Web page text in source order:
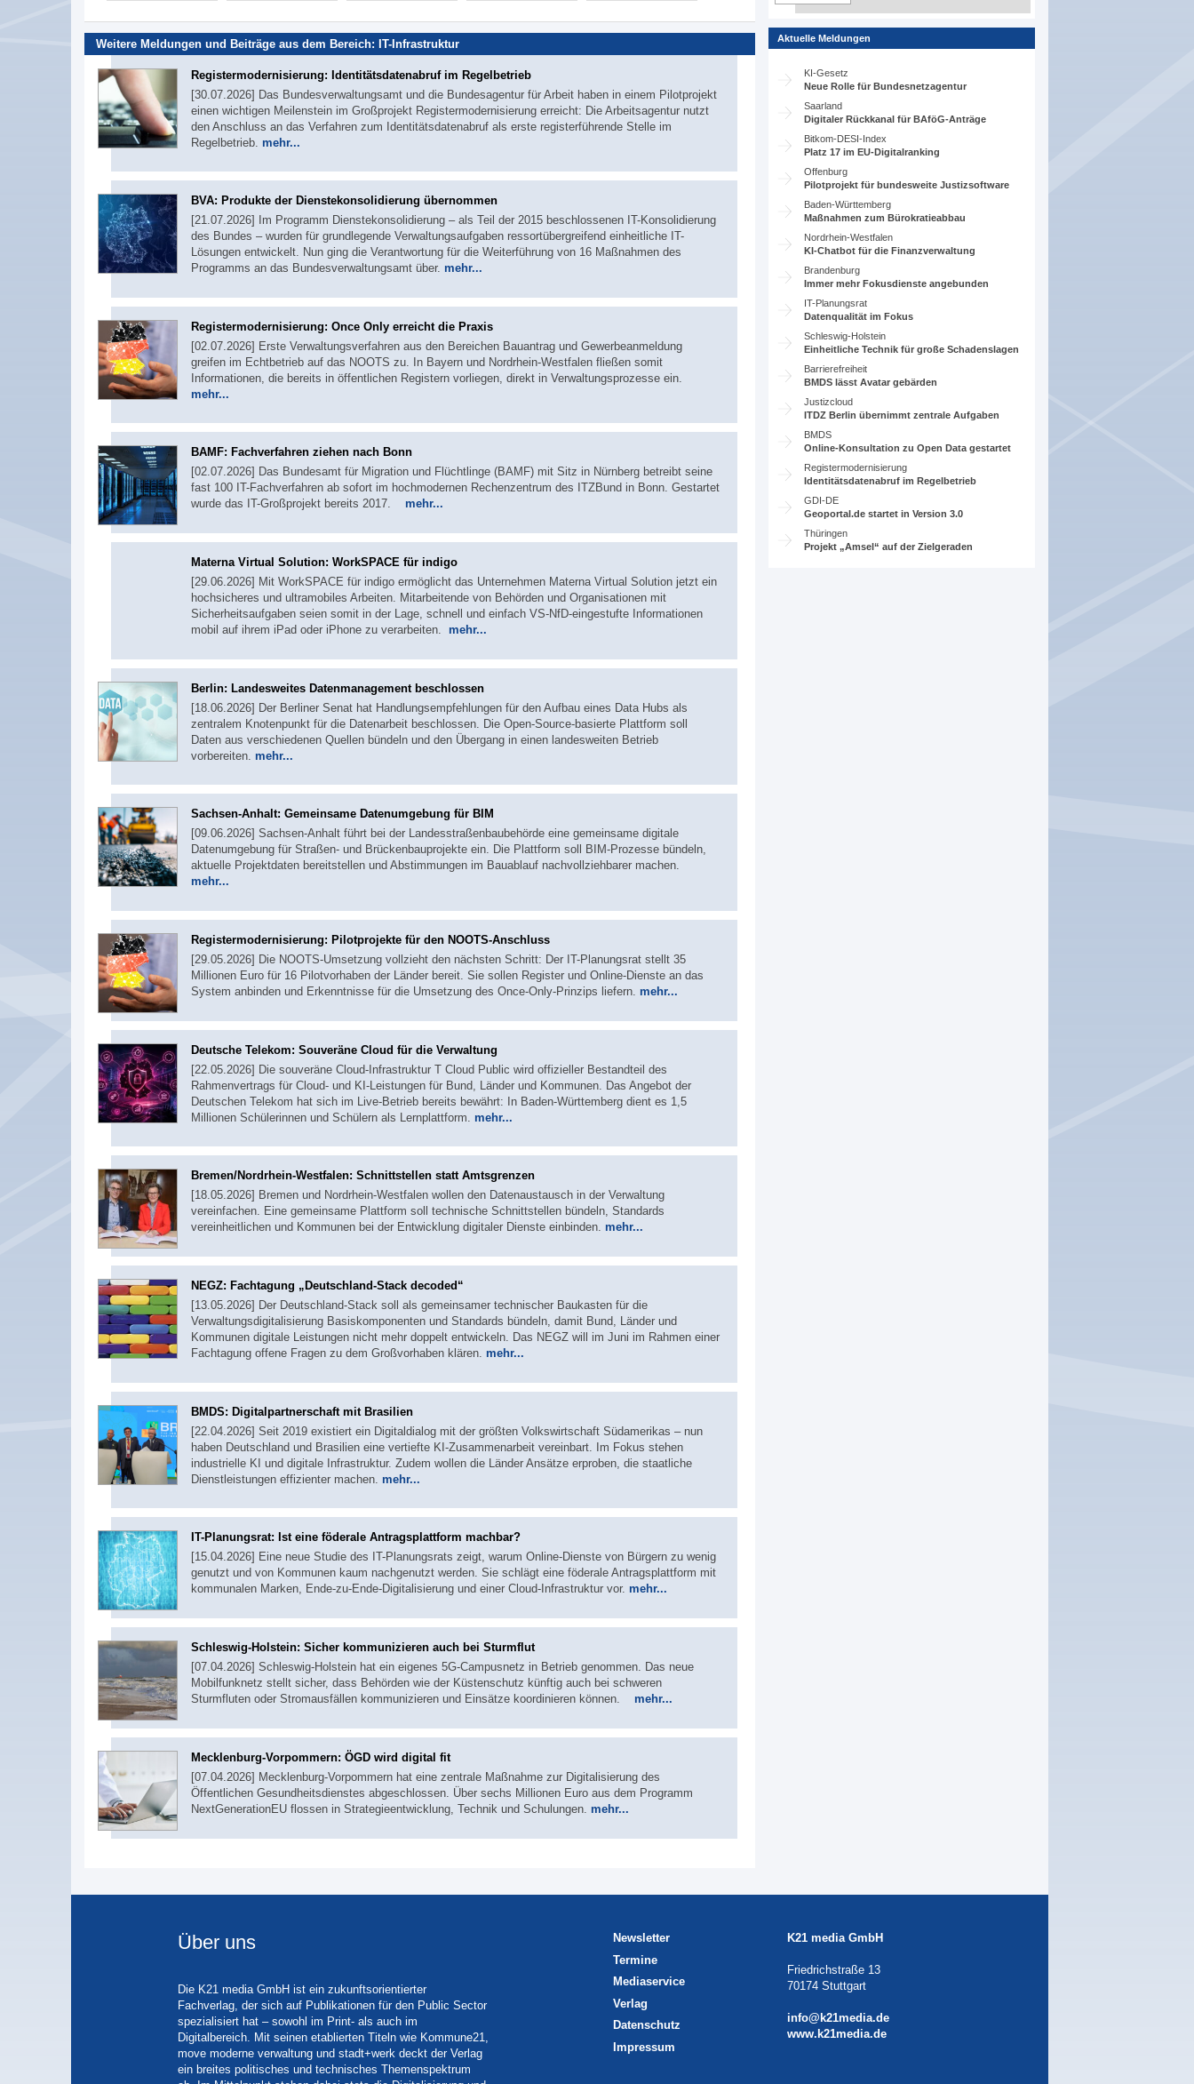
Weitere Meldungen und Beiträge aus dem Bereich: IT-Infrastruktur
Registermodernisierung: Identitätsdatenabruf im Regelbetrieb
[30.07.2026] Das Bundesverwaltungsamt und die Bundesagentur für Arbeit haben in einem Pilotprojekt
einen wichtigen Meilenstein im Großprojekt Registermodernisierung erreicht: Die Arbeitsagentur nutzt
den Anschluss an das Verfahren zum Identitätsdatenabruf als erste registerführende Stelle im
Regelbetrieb. mehr...
BVA: Produkte der Dienstekonsolidierung übernommen
[21.07.2026] Im Programm Dienstekonsolidierung – als Teil der 2015 beschlossenen IT-Konsolidierung
des Bundes – wurden für grundlegende Verwaltungsaufgaben ressortübergreifend einheitliche IT-
Lösungen entwickelt. Nun ging die Verantwortung für die Weiterführung von 16 Maßnahmen des
Programms an das Bundesverwaltungsamt über. mehr...
Registermodernisierung: Once Only erreicht die Praxis
[02.07.2026] Erste Verwaltungsverfahren aus den Bereichen Bauantrag und Gewerbeanmeldung
greifen im Echtbetrieb auf das NOOTS zu. In Bayern und Nordrhein-Westfalen fließen somit
Informationen, die bereits in öffentlichen Registern vorliegen, direkt in Verwaltungsprozesse ein.
mehr...
BAMF: Fachverfahren ziehen nach Bonn
[02.07.2026] Das Bundesamt für Migration und Flüchtlinge (BAMF) mit Sitz in Nürnberg betreibt seine
fast 100 IT-Fachverfahren ab sofort im hochmodernen Rechenzentrum des ITZBund in Bonn. Gestartet
wurde das IT-Großprojekt bereits 2017. mehr...
Materna Virtual Solution: WorkSPACE für indigo
[29.06.2026] Mit WorkSPACE für indigo ermöglicht das Unternehmen Materna Virtual Solution jetzt ein
hochsicheres und ultramobiles Arbeiten. Mitarbeitende von Behörden und Organisationen mit
Sicherheitsaufgaben seien somit in der Lage, schnell und einfach VS-NfD-eingestufte Informationen
mobil auf ihrem iPad oder iPhone zu verarbeiten. mehr...
Berlin: Landesweites Datenmanagement beschlossen
[18.06.2026] Der Berliner Senat hat Handlungsempfehlungen für den Aufbau eines Data Hubs als
zentralem Knotenpunkt für die Datenarbeit beschlossen. Die Open-Source-basierte Plattform soll
Daten aus verschiedenen Quellen bündeln und den Übergang in einen landesweiten Betrieb
vorbereiten. mehr...
Sachsen-Anhalt: Gemeinsame Datenumgebung für BIM
[09.06.2026] Sachsen-Anhalt führt bei der Landesstraßenbaubehörde eine gemeinsame digitale
Datenumgebung für Straßen- und Brückenbauprojekte ein. Die Plattform soll BIM-Prozesse bündeln,
aktuelle Projektdaten bereitstellen und Abstimmungen im Bauablauf nachvollziehbarer machen.
mehr...
Registermodernisierung: Pilotprojekte für den NOOTS-Anschluss
[29.05.2026] Die NOOTS-Umsetzung vollzieht den nächsten Schritt: Der IT-Planungsrat stellt 35
Millionen Euro für 16 Pilotvorhaben der Länder bereit. Sie sollen Register und Online-Dienste an das
System anbinden und Erkenntnisse für die Umsetzung des Once-Only-Prinzips liefern. mehr...
Deutsche Telekom: Souveräne Cloud für die Verwaltung
[22.05.2026] Die souveräne Cloud-Infrastruktur T Cloud Public wird offizieller Bestandteil des
Rahmenvertrags für Cloud- und KI-Leistungen für Bund, Länder und Kommunen. Das Angebot der
Deutschen Telekom hat sich im Live-Betrieb bereits bewährt: In Baden-Württemberg dient es 1,5
Millionen Schülerinnen und Schülern als Lernplattform. mehr...
Bremen/Nordrhein-Westfalen: Schnittstellen statt Amtsgrenzen
[18.05.2026] Bremen und Nordrhein-Westfalen wollen den Datenaustausch in der Verwaltung
vereinfachen. Eine gemeinsame Plattform soll technische Schnittstellen bündeln, Standards
vereinheitlichen und Kommunen bei der Entwicklung digitaler Dienste einbinden. mehr...
NEGZ: Fachtagung „Deutschland-Stack decoded“
[13.05.2026] Der Deutschland-Stack soll als gemeinsamer technischer Baukasten für die
Verwaltungsdigitalisierung Basiskomponenten und Standards bündeln, damit Bund, Länder und
Kommunen digitale Leistungen nicht mehr doppelt entwickeln. Das NEGZ will im Juni im Rahmen einer
Fachtagung offene Fragen zu dem Großvorhaben klären. mehr...
BMDS: Digitalpartnerschaft mit Brasilien
[22.04.2026] Seit 2019 existiert ein Digitaldialog mit der größten Volkswirtschaft Südamerikas – nun
haben Deutschland und Brasilien eine vertiefte KI-Zusammenarbeit vereinbart. Im Fokus stehen
industrielle KI und digitale Infrastruktur. Zudem wollen die Länder Ansätze erproben, die staatliche
Dienstleistungen effizienter machen. mehr...
IT-Planungsrat: Ist eine föderale Antragsplattform machbar?
[15.04.2026] Eine neue Studie des IT-Planungsrats zeigt, warum Online-Dienste von Bürgern zu wenig
genutzt und von Kommunen kaum nachgenutzt werden. Sie schlägt eine föderale Antragsplattform mit
kommunalen Marken, Ende-zu-Ende-Digitalisierung und einer Cloud-Infrastruktur vor. mehr...
Schleswig-Holstein: Sicher kommunizieren auch bei Sturmflut
[07.04.2026] Schleswig-Holstein hat ein eigenes 5G‑Campusnetz in Betrieb genommen. Das neue
Mobilfunknetz stellt sicher, dass Behörden wie der Küstenschutz künftig auch bei schweren
Sturmfluten oder Stromausfällen kommunizieren und Einsätze koordinieren können. mehr...
Mecklenburg-Vorpommern: ÖGD wird digital fit
[07.04.2026] Mecklenburg-Vorpommern hat eine zentrale Maßnahme zur Digitalisierung des
Öffentlichen Gesundheitsdienstes abgeschlossen. Über sechs Millionen Euro aus dem Programm
NextGenerationEU flossen in Strategieentwicklung, Technik und Schulungen. mehr...
Aktuelle Meldungen
KI-Gesetz
Neue Rolle für Bundesnetzagentur
Saarland
Digitaler Rückkanal für BAföG-Anträge
Bitkom-DESI-Index
Platz 17 im EU-Digitalranking
Offenburg
Pilotprojekt für bundesweite Justizsoftware
Baden-Württemberg
Maßnahmen zum Bürokratieabbau
Nordrhein-Westfalen
KI-Chatbot für die Finanzverwaltung
Brandenburg
Immer mehr Fokusdienste angebunden
IT-Planungsrat
Datenqualität im Fokus
Schleswig-Holstein
Einheitliche Technik für große Schadenslagen
Barrierefreiheit
BMDS lässt Avatar gebärden
Justizcloud
ITDZ Berlin übernimmt zentrale Aufgaben
BMDS
Online-Konsultation zu Open Data gestartet
Registermodernisierung
Identitätsdatenabruf im Regelbetrieb
GDI-DE
Geoportal.de startet in Version 3.0
Thüringen
Projekt „Amsel“ auf der Zielgeraden
Über uns
Die K21 media GmbH ist ein zukunftsorientierter
Fachverlag, der sich auf Publikationen für den Public Sector
spezialisiert hat – sowohl im Print- als auch im
Digitalbereich. Mit seinen etablierten Titeln wie Kommune21,
move moderne verwaltung und stadt+werk deckt der Verlag
ein breites politisches und technisches Themenspektrum
Newsletter
Termine
Mediaservice
Verlag
Datenschutz
Impressum
K21 media GmbH
Friedrichstraße 13
70174 Stuttgart
info@k21media.de
www.k21media.de